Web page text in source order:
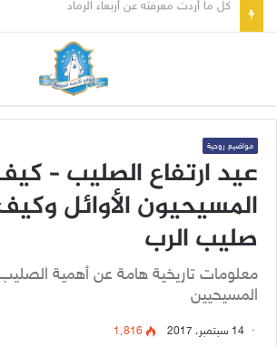
صلاة إلى مريم سلطانة السلام لتهدئة الغضب
مواضيع روحية
عيد ارتفاع الصليب –
المسيحيون الأوائل
صليب الرب
معلومات تاريخية هامة عن أهمية
المسيحيين
14 سبتمبر، 2017 1٬816